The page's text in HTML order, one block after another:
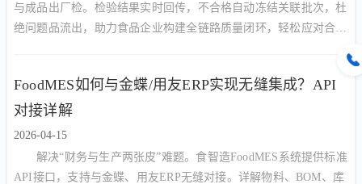
与成品出厂检。检验结果实时回传，不合格自动冻结关联批次，杜
绝问题品流出，助力食品企业构建全链路质量闭环，轻松应对合规
FoodMES如何与金蝶/用友ERP实现无缝集成？API
对接详解
2026-04-15
解决“财务与生产两张皮”难题。食智造FoodMES系统提供标准
API接口，支持与金蝶、用友ERP无缝对接。详解物料、BOM、库